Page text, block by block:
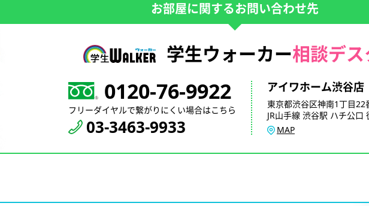
お部屋に関するお問い合わせ先
学生ウォーカー相談デス
0120-76-9922
フリーダイヤルで繋がりにくい場合はこちら
03-3463-9933
アイワホーム渋谷店
東京都渋谷区神南1丁目22
JR山手線 渋谷駅 ハチ公口
MAP